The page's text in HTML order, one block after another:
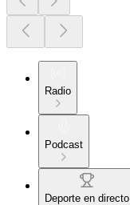
Radio
Podcast
Deporte en directo